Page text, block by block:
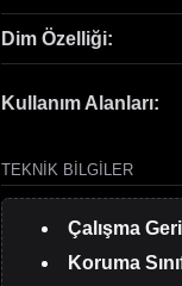
Dim Özelliği:
Kullanım Alanları:
TEKNIK BILGILER
Çalışma
Koruma